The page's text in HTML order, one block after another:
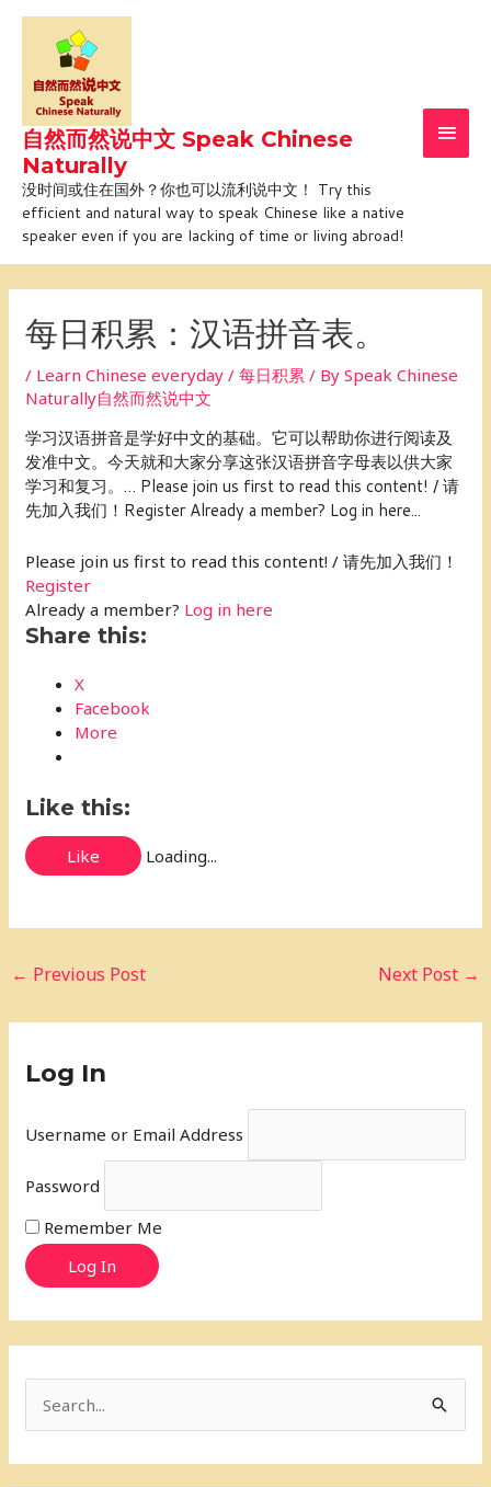
Skip
content
自然而然说中文 Speak Chinese
Naturally
没时间或住在国外？你也可以流利说中文！ Try this
efficient and natural way to speak Chinese like a native
speaker even if you are lacking of time or living abroad!
每日积累：汉语拼音表。
/ Learn Chinese everyday / 每日积累 / BySpeak Chinese
Naturally自然而然说中文
学习汉语拼音是学好中文的基础。它可以帮助你进行阅读及
发准中文。今天就和大家分享这张汉语拼音字母表以供大家
学习和复习。… Please join us first to read this content! / 请
先加入我们！Register Already a member? Log in here...
Please join us first to read this content! / 请先加入我们！
Register
Already a member? Log in here
Share this:
X
Facebook
More
Like this:
Like Loading...
← Previous Post Next Post →
Log In
Username or Email Address
Password
Remember Me
Log In